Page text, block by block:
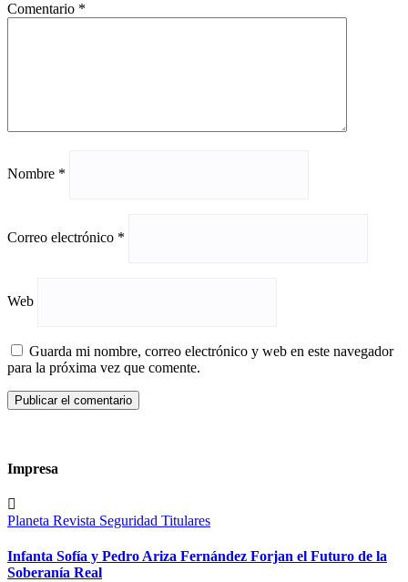
Comentario *
Nombre *
Correo electrónico *
Web
Guarda mi nombre, correo electrónico y web en este navegador
para la próxima vez que comente.
Impresa
Planeta Revista Seguridad Titulares
Infanta Sofía y Pedro Ariza Fernández Forjan el Futuro de la
Soberanía Real